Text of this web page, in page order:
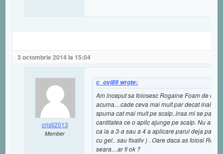
3 octombrie 2014 la 15:04
cristi2013
Member
c_ovi89 wrote:
Am inceput sa folosesc Rogaine Foam de o
acuma…cade ceva mai mult par decat inainte
spuma cat mai mult pe scalp..insa mi se pare
cantitatea ce o aplic ajunge pe scalp. Nu am
ca la a 3-a sau a 4 a aplicare parul deja pare
cu gel.. sau fixativ ) . Oare daca as folosi
seara…ar fi ok ?